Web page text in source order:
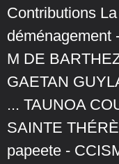
Contributions
déménagement
M DE
GAETAN
... TAUNOA
SAINTE
papeete -